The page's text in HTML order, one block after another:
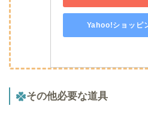
Yahoo!ショッピ
その他必要な道具